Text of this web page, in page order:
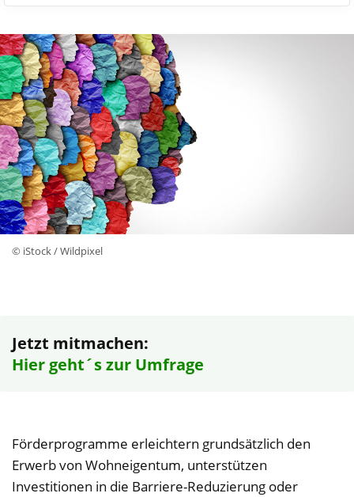
© iStock / Wildpixel
Jetzt mitmachen:
Hier geht´s zur Umfrage
Förderprogramme erleichtern grundsätzlich den
Erwerb von Wohneigentum, unterstützen
Investitionen in die Barriere-Reduzierung oder